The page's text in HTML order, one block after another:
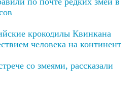
крокодилы Квинкана
человека на континент
со змеями, рассказали